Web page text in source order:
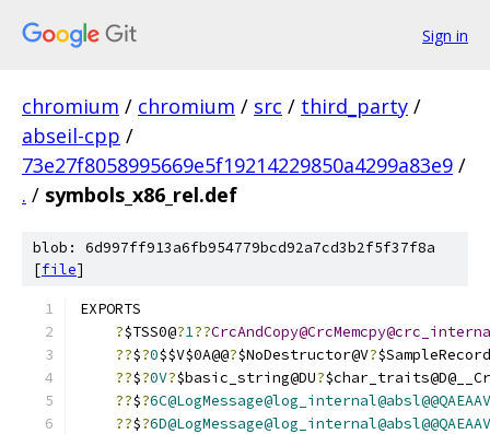
Sign in
chromium / chromium / src / third_party /
abseil-cpp /
73e27f8058995669e5f19214229850a4299a83e9 /
. / symbols_x86_rel.def
blob: 6d997ff913a6fb954779bcd92a7cd3b2f5f37f8a
[file]
EXPORTS
?$TSS0@?1??
??$?0$$V$0A@@?$NoDestructor@V?
??$?0V?$basic_string@DU?
??$?
??$?